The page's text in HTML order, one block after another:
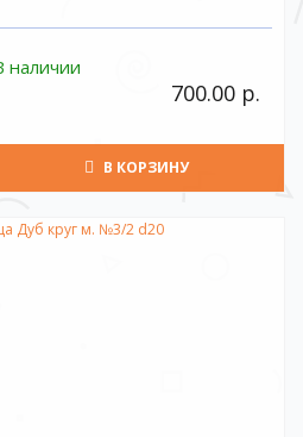
наличии
700.00 р.
В КОРЗИНУ